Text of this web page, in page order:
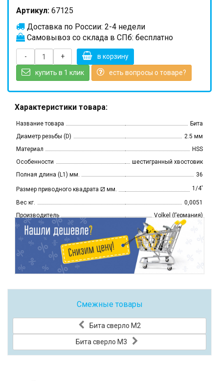
Артикул: 67125
Доставка по России: 2-4 недели
Самовывоз со склада в СПб: бесплатно
- + в корзину
купить в 1 клик есть вопросы о товаре?
Характеристики товара:
Название товара
Бита
Диаметр резьбы (D)
2.5 мм
Материал
HSS
Особенности
шестигранный хвостовик
Полная длина (L1) мм.
36
Размер приводного квадрата ⧄ мм. 1/4'
Вес кг.
0,0051
Производитель
Volkel (Германия)
Смежные товары
Бита сверло М2
Бита сверло М3